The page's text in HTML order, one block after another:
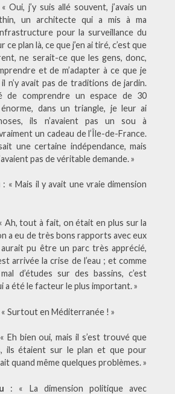
Oui, j’y suis allé souvent, j’avais un
un architecte qui a mis à ma
pour la surveillance du
ce plan là, ce que j’en ai tiré, c’est que
ne serait-ce que les gens, donc,
et de m’adapter à ce que je
n’y avait pas de traditions de jardin.
de comprendre un espace de 30
énorme, dans un triangle, je leur ai
ils n’avaient pas un sou à
un cadeau de l’Île-de-France.
une certaine indépendance, mais
pas de véritable demande. »
: « Mais il y avait une vraie dimension
Ah, tout à fait, on était en plus sur la
a eu de très bons rapports avec eux
pu être un parc très apprécié,
arrivée la crise de l’eau ; et comme
d’études sur des bassins, c’est
a été le facteur le plus important. »
« Surtout en Méditerranée ! »
Eh bien oui, mais il s’est trouvé que
ils étaient sur le plan et que pour
quand même quelques problèmes. »
: « La dimension politique avec